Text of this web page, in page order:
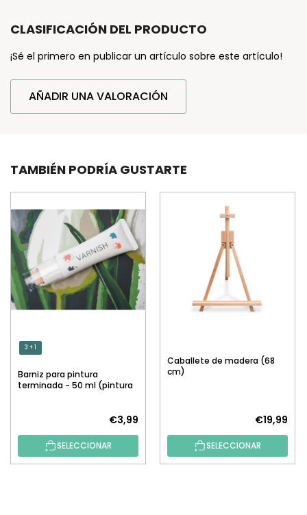
CLASIFICACIÓN DEL PRODUCTO
¡Sé el primero en publicar un artículo sobre este artículo!
AÑADIR UNA VALORACIÓN
TAMBIÉN PODRÍA GUSTARTE
3 + 1
Barniz para pintura
terminada - 50 ml (pintura
€3,99
SELECCIONAR
Caballete de madera (68
cm)
€19,99
SELECCIONAR